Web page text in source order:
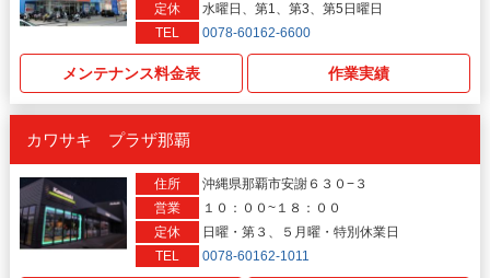
定休
水曜日、第1、第3、第5日曜日
TEL
0078-60162-6600
メンテナンス料金表 作業実績
カワサキ プラザ那覇
住所
沖縄県那覇市安謝６３０−３
営業
１０：００~１８：００
定休
日曜・第３、５月曜・特別休業日
TEL
0078-60162-1011